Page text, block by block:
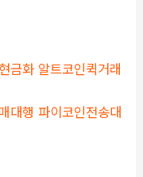
금화 알트코인퀵거래
대행 파이코인전송대